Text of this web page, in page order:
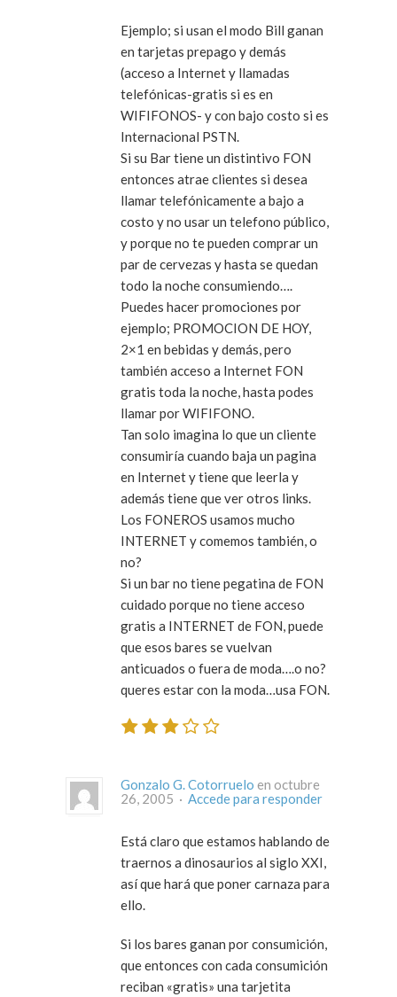
Ejemplo; si usan el modo Bill ganan
en tarjetas prepago y demás
(acceso a Internet y llamadas
telefónicas-gratis si es en
WIFIFONOS- y con bajo costo si es
Internacional PSTN.
Si su Bar tiene un distintivo FON
entonces atrae clientes si desea
llamar telefónicamente a bajo a
costo y no usar un telefono público,
y porque no te pueden comprar un
par de cervezas y hasta se quedan
todo la noche consumiendo….
Puedes hacer promociones por
ejemplo; PROMOCION DE HOY,
2×1 en bebidas y demás, pero
también acceso a Internet FON
gratis toda la noche, hasta podes
llamar por WIFIFONO.
Tan solo imagina lo que un cliente
consumiría cuando baja un pagina
en Internet y tiene que leerla y
además tiene que ver otros links.
Los FONEROS usamos mucho
INTERNET y comemos también, o
no?
Si un bar no tiene pegatina de FON
cuidado porque no tiene acceso
gratis a INTERNET de FON, puede
que esos bares se vuelvan
anticuados o fuera de moda….o no?
queres estar con la moda…usa FON.
Gonzalo G. Cotorruelo en octubre
26, 2005 · Accede para responder
Está claro que estamos hablando de
traernos a dinosaurios al siglo XXI,
así que hará que poner carnaza para
ello.
Si los bares ganan por consumición,
que entonces con cada consumición
reciban «gratis» una tarjetita